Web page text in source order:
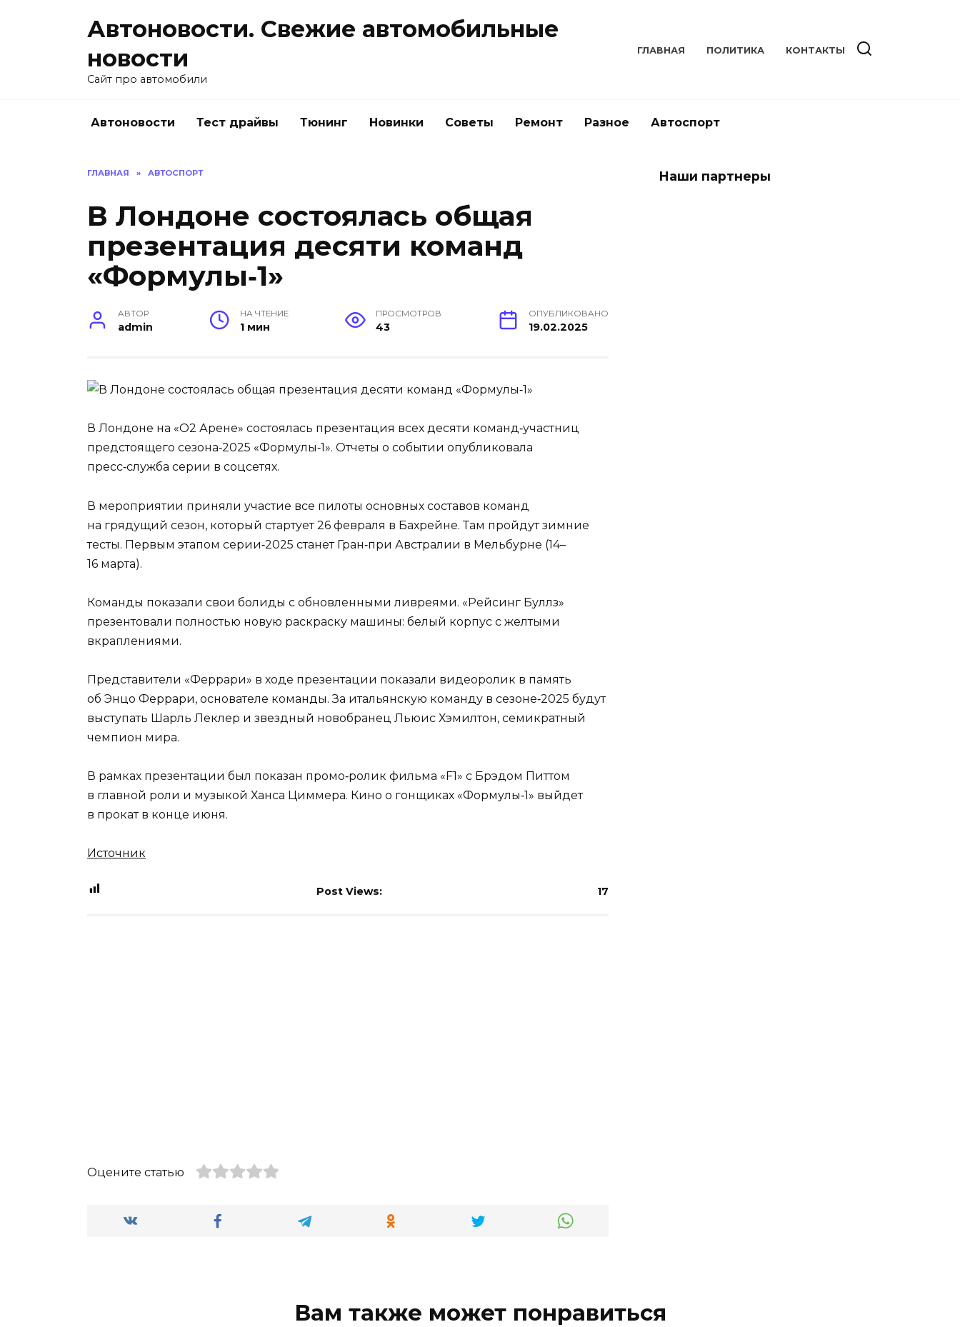
Автоновости. Свежие автомобильные
новости
Сайт про автомобили
ГЛАВНАЯ ПОЛИТИКА КОНТАКТЫ
Автоновости Тест драйвы Тюнинг Новинки Советы Ремонт Разное Автоспорт
ГЛАВНАЯ » АВТОСПОРТ
В Лондоне состоялась общая
презентация десяти команд
«Формулы‑1»
АВТОР
admin
НА ЧТЕНИЕ
1 мин
ПРОСМОТРОВ
43
ОПУБЛИКОВАНО
19.02.2025
В Лондоне на «O2 Арене» состоялась презентация всех десяти команд‑участниц
предстоящего сезона‑2025 «Формулы‑1». Отчеты о событии опубликовала
пресс‑служба серии в соцсетях.
В мероприятии приняли участие все пилоты основных составов команд
на грядущий сезон, который стартует 26 февраля в Бахрейне. Там пройдут зимние
тесты. Первым этапом серии‑2025 станет Гран‑при Австралии в Мельбурне (14–
16 марта).
Команды показали свои болиды с обновленными ливреями. «Рейсинг Буллз»
презентовали полностью новую раскраску машины: белый корпус с желтыми
вкраплениями.
Представители «Феррари» в ходе презентации показали видеоролик в память
об Энцо Феррари, основателе команды. За итальянскую команду в сезоне‑2025 будут
выступать Шарль Леклер и звездный новобранец Льюис Хэмилтон, семикратный
чемпион мира.
В рамках презентации был показан промо‑ролик фильма «F1» с Брэдом Питтом
в главной роли и музыкой Ханса Циммера. Кино о гонщиках «Формулы‑1» выйдет
в прокат в конце июня.
Источник
Post Views: 17
Оцените статью
Наши партнеры
Вам также может понравиться